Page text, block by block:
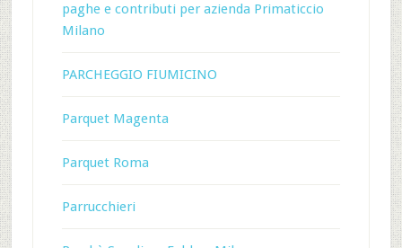
paghe e contributi per azienda Primaticcio
Milano
PARCHEGGIO FIUMICINO
Parquet Magenta
Parquet Roma
Parrucchieri